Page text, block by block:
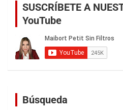
SUSCRÍBETE A
YouTube
Búsqueda